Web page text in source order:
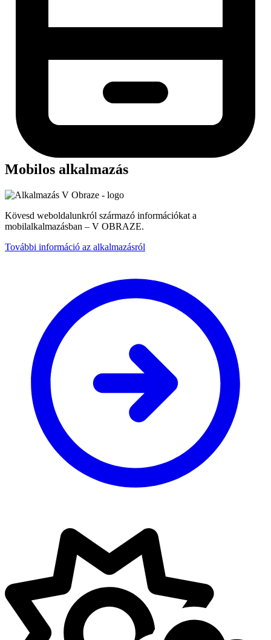
Mobilos alkalmazás
Kövesd weboldalunkról származó információkat a
mobilalkalmazásban – V OBRAZE.
További információ az alkalmazásról